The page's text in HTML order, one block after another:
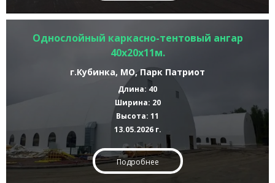
Однослойный каркасно-тентовый ангар
40х20х11м.
г.Кубинка, МО, Парк Патриот
Длина: 40
Ширина: 20
Высота: 11
13.05.2026 г.
Подробнее